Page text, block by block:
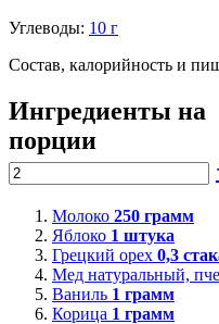
Углеводы: 10 г
Состав, калорийность и
Ингредиенты на
порции
Молоко 250 грамм
Яблоко 1 штука
Грецкий орех 0,3
Мед натуральный,
Ваниль 1 грамм
Корица 1 грамм